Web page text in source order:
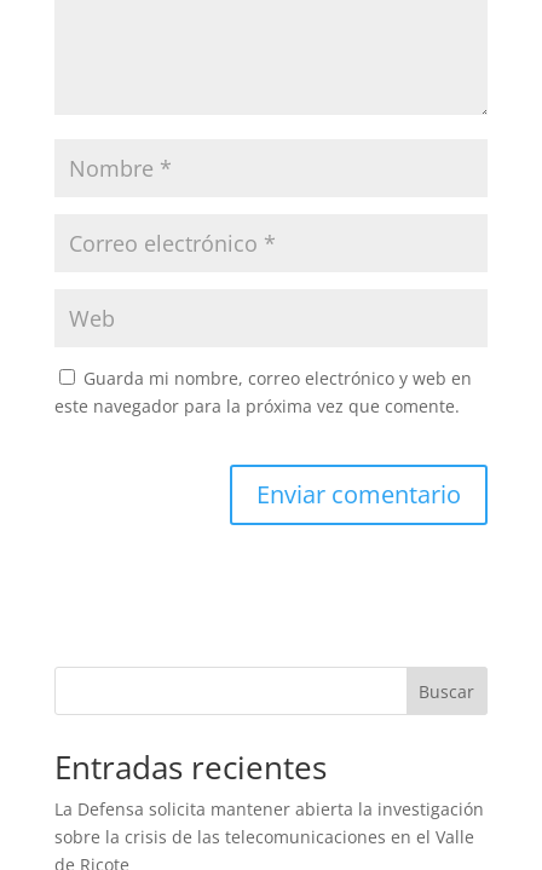
Guarda mi nombre, correo electrónico y web en
este navegador para la próxima vez que comente.
Buscar
Entradas recientes
La Defensa solicita mantener abierta la investigación
sobre la crisis de las telecomunicaciones en el Valle
de Ricote